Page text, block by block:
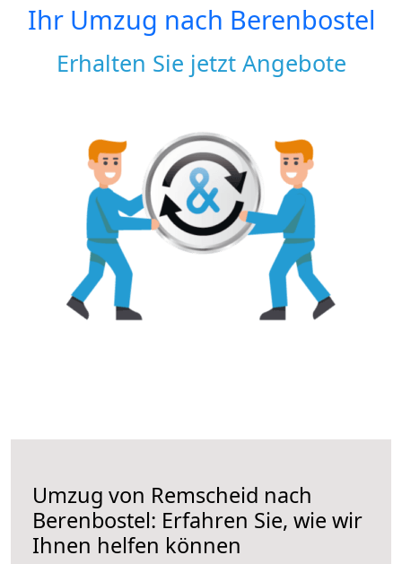
Ihr Umzug nach Berenbostel
Erhalten Sie jetzt Angebote
Umzug von Remscheid nach
Berenbostel: Erfahren Sie, wie wir
Ihnen helfen können